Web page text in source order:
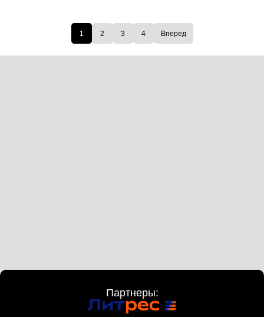
1 2 3 4 Вперед
Партнеры: